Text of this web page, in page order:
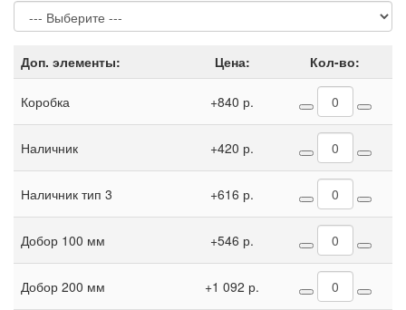
Доп. элементы: Цена: Кол-во:
Коробка +840 р.
Наличник +420 р.
Наличник тип 3 +616 р.
Добор 100 мм +546 р.
Добор 200 мм +1 092 р.